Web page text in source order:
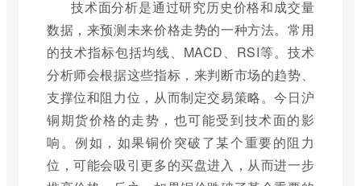
技术面分析是通过研究历史价格和成交量
数据，来预测未来价格走势的一种方法。常用
的技术指标包括均线、MACD、RSI等。技术
分析师会根据这些指标，来判断市场的趋势、
支撑位和阻力位，从而制定交易策略。今日沪
铜期货价格的走势，也可能受到技术面的影
响。例如，如果铜价突破了某个重要的阻力
位，可能会吸引更多的买盘进入，从而进一步